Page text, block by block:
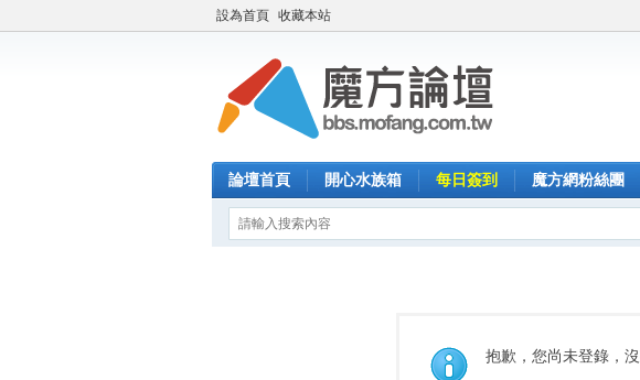
設為首頁 收藏本站
論壇首頁 開心水族箱 每日簽到 魔方網粉絲團
抱歉，您尚未登錄，